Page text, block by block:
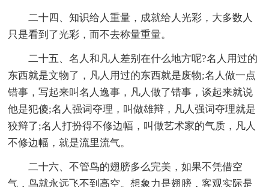
二十四、知识给人重量，成就给人光彩，大多数人
只是看到了光彩，而不去称量重量。
二十五、名人和凡人差别在什么地方呢?名人用过的
东西就是文物了，凡人用过的东西就是废物;名人做一点
错事，写起来叫名人逸事，凡人做了错事，谈起来就说
他是犯傻;名人强词夺理，叫做雄辩，凡人强词夺理就是
狡辩了;名人打扮得不修边幅，叫做艺术家的气质，凡人
不修边幅，就是流里流气。
二十六、不管鸟的翅膀多么完美，如果不凭借空
气，鸟就永远飞不到高空。想象力是翅膀，客观实际是